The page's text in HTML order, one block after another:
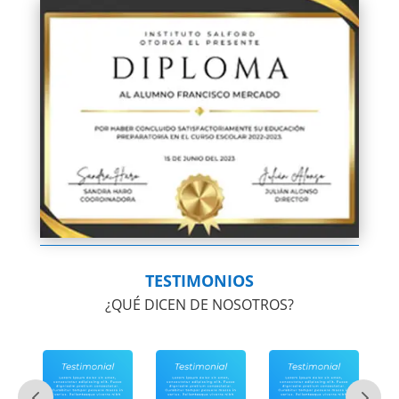
TESTIMONIOS
¿QUÉ DICEN DE NOSOTROS?